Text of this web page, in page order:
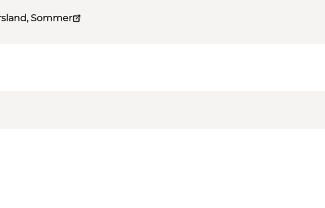
Sommer